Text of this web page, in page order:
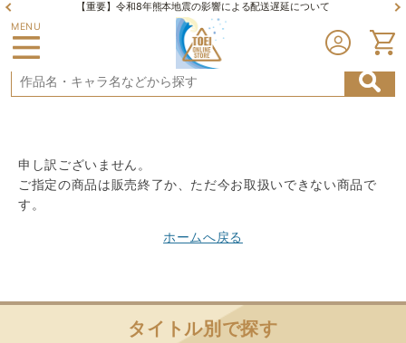
【重要】令和8年熊本地震の影響による配送遅延について
MENU
申し訳ございません。
ご指定の商品は販売終了か、ただ今お取扱いできない商品で
す。
ホームへ戻る
タイトル別で探す